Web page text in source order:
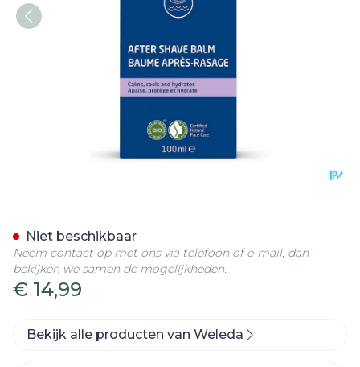
€ 14,99
Niet beschikbaar
Neem contact op met ons via telefoon of e-mail, dan
bekijken we samen de mogelijkheden.
Bekijk alle producten van Weleda